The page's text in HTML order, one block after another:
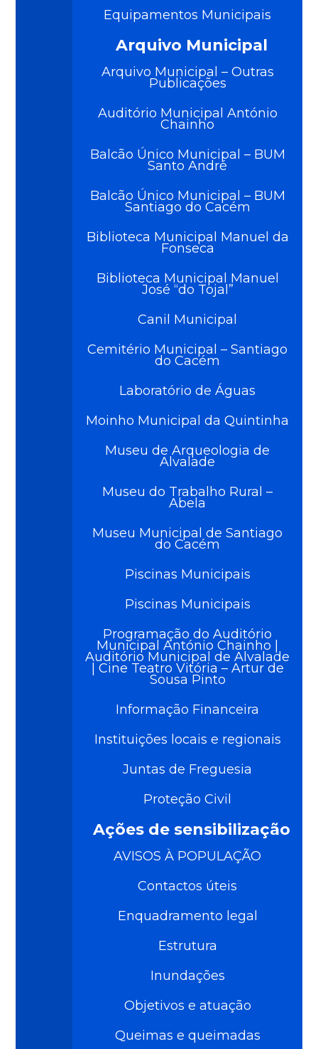
Equipamentos Municipais
Arquivo Municipal
Arquivo Municipal – Outras
Publicações
Auditório Municipal António
Chainho
Balcão Único Municipal – BUM
Santo André
Balcão Único Municipal – BUM
Santiago do Cacém
Biblioteca Municipal Manuel da
Fonseca
Biblioteca Municipal Manuel
José “do Tojal”
Canil Municipal
Cemitério Municipal – Santiago
do Cacém
Laboratório de Águas
Moinho Municipal da Quintinha
Museu de Arqueologia de
Alvalade
Museu do Trabalho Rural –
Abela
Museu Municipal de Santiago
do Cacém
Piscinas Municipais
Piscinas Municipais
Programação do Auditório
Municipal António Chainho |
Auditório Municipal de Alvalade
| Cine Teatro Vitória – Artur de
Sousa Pinto
Informação Financeira
Instituições locais e regionais
Juntas de Freguesia
Proteção Civil
Ações de sensibilização
AVISOS À POPULAÇÃO
Contactos úteis
Enquadramento legal
Estrutura
Inundações
Objetivos e atuação
Queimas e queimadas